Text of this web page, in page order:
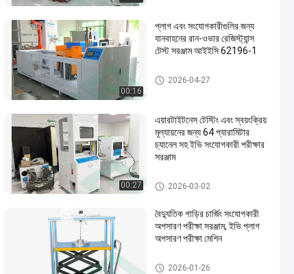
00:16
প্লাগ এবং সংযোগকারীগুলির জন্য
যানবাহনের রান-ওভার রেজিস্ট্যান্স
টেস্ট সরঞ্জাম আইইসি 62196-1
ইভি সংযোগকারী পরীক্ষার সরঞ্জাম
2026-04-27
00:27
এয়ারটাইটনেস টেস্টিং এবং স্বয়ংক্রিয়
মূল্যায়নের জন্য 64 প্যারামিটার
চ্যানেল সহ ইভি সংযোগকারী পরীক্ষার
সরঞ্জাম
ইভি সংযোগকারী পরীক্ষার সরঞ্জাম
2026-03-02
বৈদ্যুতিক গাড়ির চার্জিং সংযোগকারী
অপসারণ পরীক্ষা সরঞ্জাম, ইভি প্লাগ
অপসারণ পরীক্ষা মেশিন
ইভি সংযোগকারী পরীক্ষার সরঞ্জাম
2026-01-26